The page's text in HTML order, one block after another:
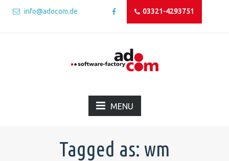
info@adocom.de 03321-4293751
MENU
Tagged as: wm